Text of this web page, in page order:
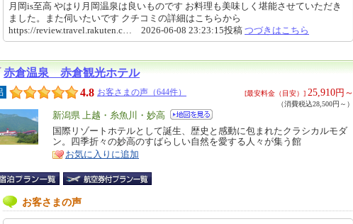
月岡is至高 やはり月岡温泉は良いものです お料理も美味しく堪能させていただき
ました。また伺いたいです クチコミの詳細はこちらから
https://review.travel.rakuten.c… 2026-06-08 23:23:15投稿 つづきはこちら
赤倉温泉 赤倉観光ホテル
4.8 お客さまの声（644件） [最安料金（目安）] 25,910円～
（消費税込28,500円～）
エ
リ
ア
新潟県 上越・糸魚川・妙高
特
徴
国際リゾートホテルとして誕生、歴史と感動に包まれたクラシカルモダ
ン。四季折々の妙高のすばらしい自然を愛する人々が集う館
お気に入りに追加
お客さまの声